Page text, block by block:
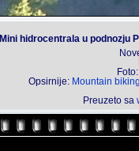
Mini hidrocentrala u podnozju
Opsirnije: Mountain
Preuzeto sa